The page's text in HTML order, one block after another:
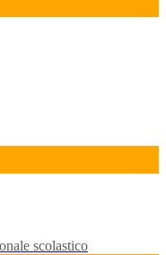
scolastico